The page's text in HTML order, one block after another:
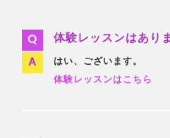
体験レッスンはあり
はい、ございます。
体験レッスンはこちら